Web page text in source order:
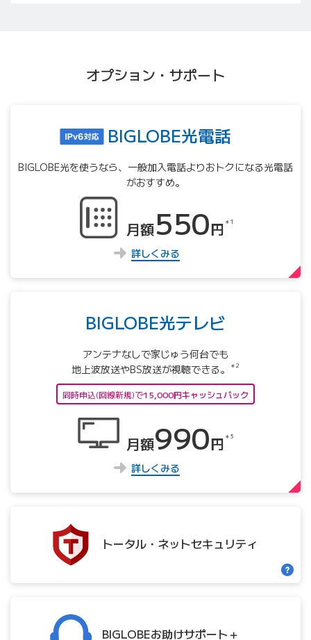
オプション・サポート
BIGLOBE光電話
BIGLOBE光を使うなら、⼀般加⼊電話よりおトクになる光電話
がおすすめ。
月額550円 ＊1
詳しくみる
BIGLOBE光テレビ
アンテナなしで家じゅう何台でも
地上波放送やBS放送が視聴できる。
＊2
同時申込(回線新規)で15,000円キャッシュバック
月額990円 ＊3
詳しくみる
トータル・ ネットセキュリティ
BIGLOBEお助けサポート＋